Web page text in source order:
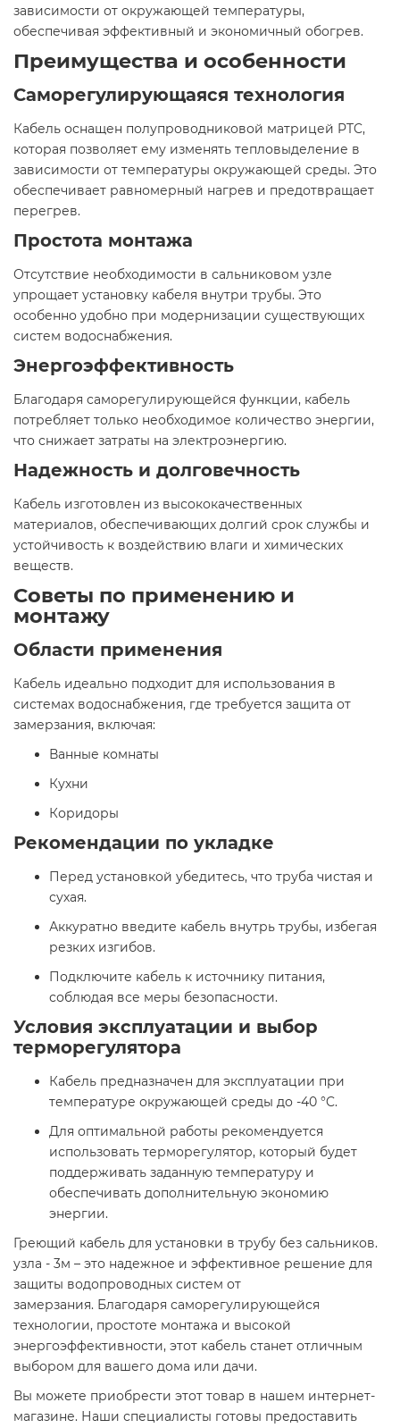
зависимости от окружающей температуры,
обеспечивая эффективный и экономичный обогрев.​
Преимущества и особенности
Саморегулирующаяся технология
Кабель оснащен полупроводниковой матрицей PTC,
которая позволяет ему изменять тепловыделение в
зависимости от температуры окружающей среды. Это
обеспечивает равномерный нагрев и предотвращает
перегрев.​
Простота монтажа
Отсутствие необходимости в сальниковом узле
упрощает установку кабеля внутри трубы. Это
особенно удобно при модернизации существующих
систем водоснабжения.​
Энергоэффективность
Благодаря саморегулирующейся функции, кабель
потребляет только необходимое количество энергии,
что снижает затраты на электроэнергию.​
Надежность и долговечность
Кабель изготовлен из высококачественных
материалов, обеспечивающих долгий срок службы и
устойчивость к воздействию влаги и химических
веществ.​
Советы по применению и
монтажу
Области применения
Кабель идеально подходит для использования в
системах водоснабжения, где требуется защита от
замерзания, включая:​
Ванные комнаты
Кухни
Коридоры​
Рекомендации по укладке
Перед установкой убедитесь, что труба чистая и
сухая.
Аккуратно введите кабель внутрь трубы, избегая
резких изгибов.
Подключите кабель к источнику питания,
соблюдая все меры безопасности.​
Условия эксплуатации и выбор
терморегулятора
Кабель предназначен для эксплуатации при
температуре окружающей среды до -40 °C.
Для оптимальной работы рекомендуется
использовать терморегулятор, который будет
поддерживать заданную температуру и
обеспечивать дополнительную экономию
энергии.​
Греющий кабель для установки в трубу без сальников.
узла - 3м – это надежное и эффективное решение для
защиты водопроводных систем от
замерзания. Благодаря саморегулирующейся
технологии, простоте монтажа и высокой
энергоэффективности, этот кабель станет отличным
выбором для вашего дома или дачи.​
Вы можете приобрести этот товар в нашем интернет-
магазине. Наши специалисты готовы предоставить